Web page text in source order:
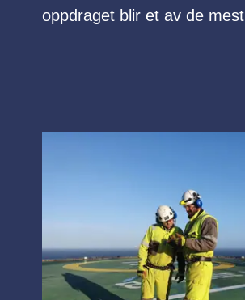
oppdraget blir et av de mest